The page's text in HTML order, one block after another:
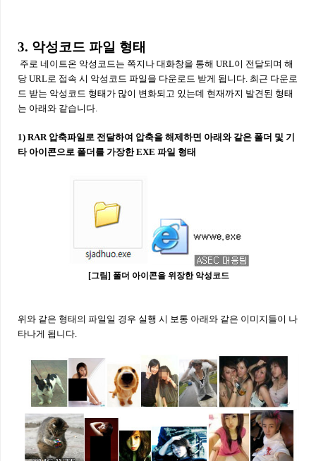
3. 악성코드 파일 형태
주로 네이트온 악성코드는 쪽지나 대화창을 통해 URL이 전달되며 해
당 URL로 접속 시 악성코드 파일을 다운로드 받게 됩니다. 최근 다운로
드 받는 악성코드 형태가 많이 변화되고 있는데 현재까지 발견된 형태
는 아래와 같습니다.
1) RAR 압축파일로 전달하여 압축을 해제하면 아래와 같은 폴더 및 기
타 아이콘으로 폴더를 가장한 EXE 파일 형태
[그림] 폴더 아이콘을 위장한 악성코드
위와 같은 형태의 파일일 경우 실행 시 보통 아래와 같은 이미지들이 나
타나게 됩니다.